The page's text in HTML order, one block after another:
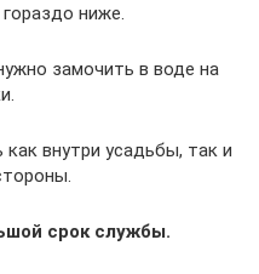
ниже.
замочить в воде на
внутри усадьбы, так и
срок службы.